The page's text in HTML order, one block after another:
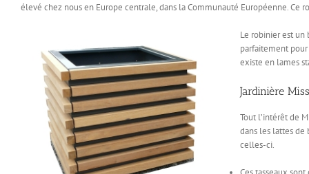
élevé chez nous en Europe centrale, dans la Communauté Européenne. Ce
Le robinier est un
parfaitement
existe en lames
Jardinière
Tout l’intérêt de
dans les lattes
celles-ci.